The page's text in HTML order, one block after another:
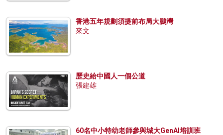
香港五年規劃須提前布局大鵬灣
來文
歷史給中國人一個公道
張建雄
60名中小特幼老師參與城大GenAI培訓班